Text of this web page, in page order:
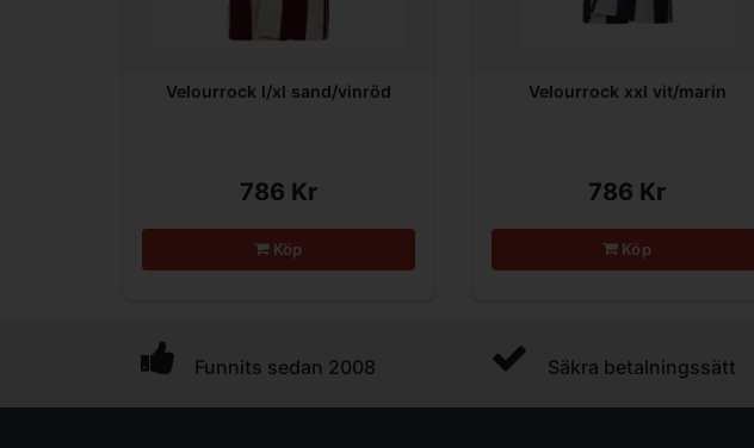
Velourrock l/xl sand/vinröd
786 Kr
Köp
Velourrock xxl vit/marin
786 Kr
Köp
Funnits sedan 2008 Säkra betalningssätt